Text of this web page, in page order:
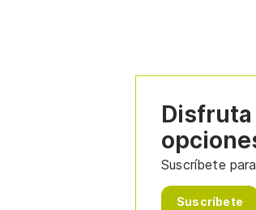
Disfruta
Suscríbete
Suscríbete